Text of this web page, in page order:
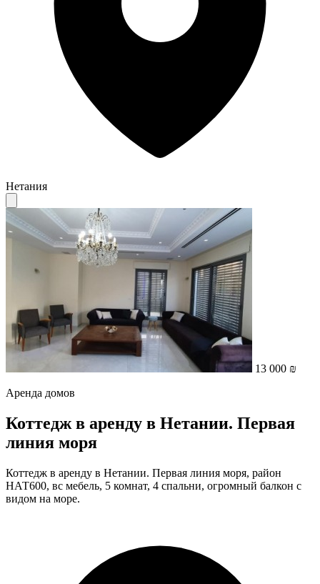
Нетания
13 000 ₪
Аренда домов
Коттедж в аренду в Нетании. Первая
линия моря
Коттедж в аренду в Нетании. Первая линия моря, район
НАТ600, вс мебель, 5 комнат, 4 спальни, огромный балкон с
видом на море.